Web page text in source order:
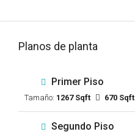
Planos de planta
Primer Piso
Tamaño: 1267 Sqft 670 Sqft
Segundo Piso